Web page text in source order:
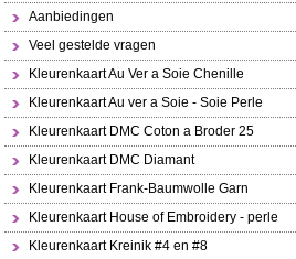
Aanbiedingen
Veel gestelde vragen
Kleurenkaart Au Ver a Soie Chenille
Kleurenkaart Au ver a Soie - Soie Perle
Kleurenkaart DMC Coton a Broder 25
Kleurenkaart DMC Diamant
Kleurenkaart Frank-Baumwolle Garn
Kleurenkaart House of Embroidery - perle
Kleurenkaart Kreinik #4 en #8